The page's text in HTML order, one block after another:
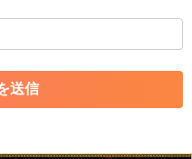
ること
む内容の投稿
の投稿
た投稿